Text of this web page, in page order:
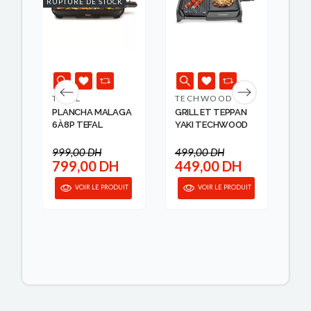
TEFAL
PLANCHA MALAGA
6À8P TEFAL
999,00 DH
799,00 DH
VOIR LE PRODUIT
TECHWOOD
GRILL ET TEPPAN
YAKI TECHWOOD
499,00 DH
449,00 DH
VOIR LE PRODUIT